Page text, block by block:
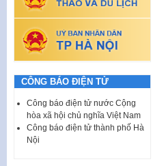
CÔNG BÁO ĐIỆN TỬ
Công báo điện tử nước Cộng
hòa xã hội chủ nghĩa Việt Nam
Công báo điện tử thành phố Hà
Nội